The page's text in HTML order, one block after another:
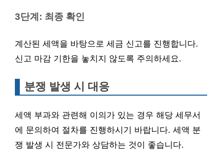
3단계: 최종 확인
계산된 세액을 바탕으로 세금 신고를 진행합니다.
신고 마감 기한을 놓치지 않도록 주의하세요.
분쟁 발생 시 대응
세액 부과와 관련해 이의가 있는 경우 해당 세무서
에 문의하여 절차를 진행하시기 바랍니다. 세액 분
쟁 발생 시 전문가와 상담하는 것이 좋습니다.